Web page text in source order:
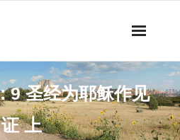
9 圣经为耶稣作见
证 上